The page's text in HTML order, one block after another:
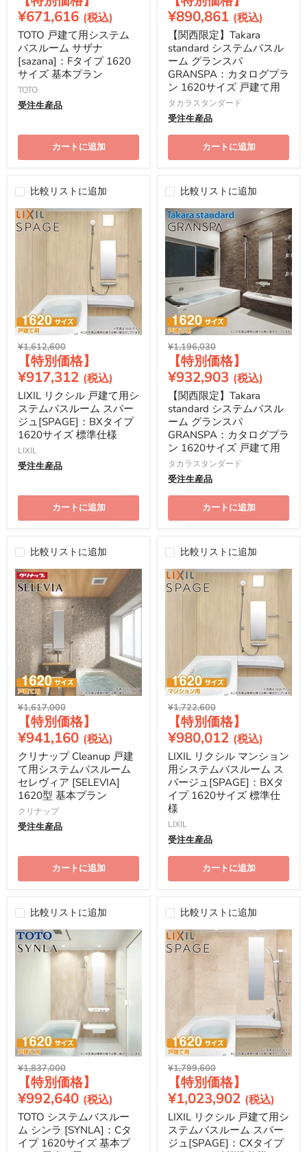
価
格
在
の
価
格
¥671,616
TOTO 戸建て用システム
バスルーム サザナ
[sazana]：Fタイプ 1620
サイズ 基本プラン
TOTO
受注生産品
カートに追加
価
格
在
の
価
¥890,861
【関西限定】Takara
standard システムバスル
ーム グランスパ
GRANSPA：カタログプラ
ン 1620サイズ 戸建て用
タカラスタンダード
受注生産品
カートに追加
比較リストに追加
元
価
格
¥1,612,600
在
の
価
格
¥917,312
LIXIL リクシル 戸建て用シ
ステムバスルーム スパー
ジュ[SPAGE]：BXタイプ
1620サイズ 標準仕様
LIXIL
受注生産品
カートに追加
比較リストに追加
元
価
格
¥1,196,030
在
の
価
¥932,903
【関西限定】Takara
standard システムバスル
ーム グランスパ
GRANSPA：カタログプラ
ン 1620サイズ 戸建て用
タカラスタンダード
受注生産品
カートに追加
比較リストに追加
元
価
格
¥1,617,000
在
の
価
格
¥941,160
クリナップ Cleanup 戸建
て用システムバスルーム
セレヴィア [SELEVIA]
1620型 基本プラン
クリナップ
受注生産品
カートに追加
比較リストに追加
元
価
格
¥1,722,600
在
の
価
格
¥980,012
LIXIL リクシル マンション
用システムバスルーム ス
パージュ[SPAGE]：BXタ
イプ 1620サイズ 標準仕
様
LIXIL
受注生産品
カートに追加
比較リストに追加
元
価
格
¥1,837,000
在
の
価
格
¥992,640
TOTO システムバスルー
ム シンラ [SYNLA]：Cタ
イプ 1620サイズ 基本プ
比較リストに追加
元
価
格
¥1,799,600
在
の
価
格
¥1,023,902
LIXIL リクシル 戸建て用シ
ステムバスルーム スパー
ジュ[SPAGE]：CXタイプ